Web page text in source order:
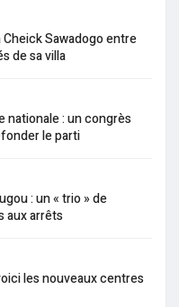
Cheick Sawadogo entre
de sa villa
nationale : un congrès
le parti
: un « trio » de
aux arrêts
les nouveaux centres